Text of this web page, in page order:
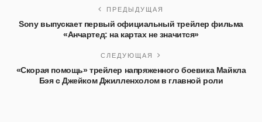
ПРЕДЫДУЩАЯ
Sony выпускает первый официальный трейлер фильма
«Анчартед: на картах не значится»
СЛЕДУЮЩАЯ
«Скорая помощь» трейлер напряженного боевика Майкла
Бэя с Джейком Джилленхолом в главной роли